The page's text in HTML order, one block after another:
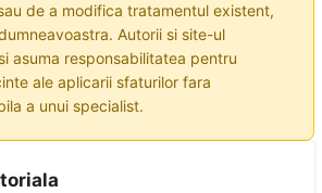
de a modifica tratamentul existent,
Autorii si site-ul
asuma responsabilitatea pentru
ale aplicarii sfaturilor fara
a unui specialist.